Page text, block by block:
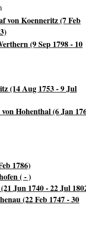
von Koenneritz (7 Feb
(9 Sep 1798 - 10
(14 Aug 1753 - 9 Jul
Hohenthal (6 Jan
1786)
( - )
Jun 1740 - 22 Jul
(22 Feb 1747 - 30